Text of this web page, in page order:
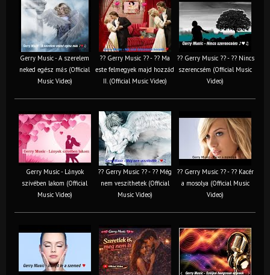
Gerry Music - A szerelem
neked egész más (Official
Music Video)
?? Gerry Music ?? - ?? Ma
este felmegyek majd hozzád
II. (Official Music Video)
?? Gerry Music ?? - ?? Nincs
szerencsém (Official Music
Video)
Gerry Music - Lányok
szívében lakom (Official
Music Video)
?? Gerry Music ?? - ?? Még
nem veszíthetek (Official
Music Video)
?? Gerry Music ?? - ?? Kacér
a mosolya (Official Music
Video)